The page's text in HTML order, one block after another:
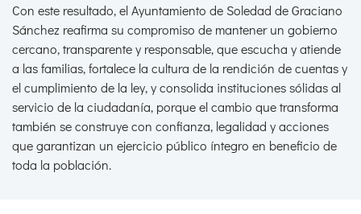
Con este resultado, el Ayuntamiento de Soledad de Graciano
Sánchez reafirma su compromiso de mantener un gobierno
cercano, transparente y responsable, que escucha y atiende
a las familias, fortalece la cultura de la rendición de cuentas y
el cumplimiento de la ley, y consolida instituciones sólidas al
servicio de la ciudadanía, porque el cambio que transforma
también se construye con confianza, legalidad y acciones
que garantizan un ejercicio público íntegro en beneficio de
toda la población.